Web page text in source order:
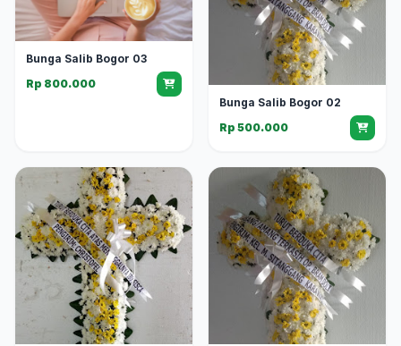
Bunga Salib Bogor 03
Rp 800.000
Bunga Salib Bogor 02
Rp 500.000